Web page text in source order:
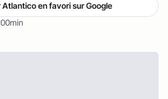
en favori sur Google